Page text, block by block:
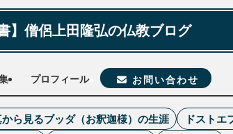
】僧侶上田隆弘の仏教ブログ
プロフィール お問い合わせ
ら見るブッダ（お釈迦様）の生涯
ドストエ